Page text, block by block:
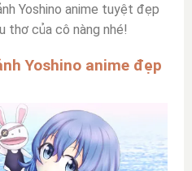
Yoshino anime tuyệt đẹp
thơ của cô nàng nhé!
Yoshino anime đẹp